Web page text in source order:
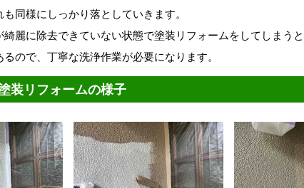
同様にしっかり落としていきます。
綺麗に除去できていない状態で塗装リフォームをしてしまう
ので、丁寧な洗浄作業が必要になります。
装リフォームの様子